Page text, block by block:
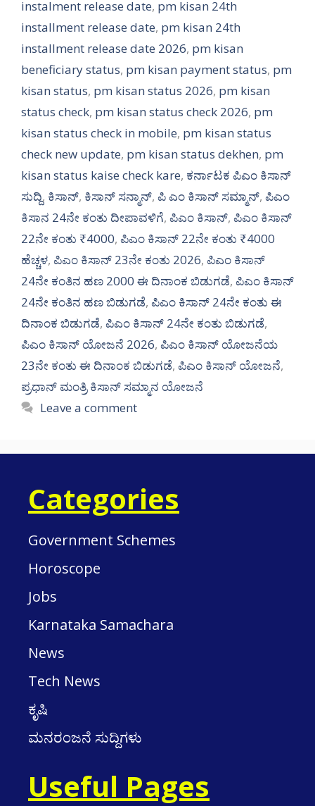
instalment release date, pm kisan 24th
installment release date, pm kisan 24th
installment release date 2026, pm kisan
beneficiary status, pm kisan payment status, pm
kisan status, pm kisan status 2026, pm kisan
status check, pm kisan status check 2026, pm
kisan status check in mobile, pm kisan status
check new update, pm kisan status dekhen, pm
kisan status kaise check kare, ಕರ್ನಾಟಕ ಪಿಎಂ ಕಿಸಾನ್
ಸುದ್ದಿ, ಕಿಸಾನ್, ಕಿಸಾನ್ ಸನ್ಮಾನ್, ಪಿ ಎಂ ಕಿಸಾನ್ ಸಮ್ಮಾನ್, ಪಿಎಂ
ಕಿಸಾನ 24ನೇ ಕಂತು ದೀಪಾವಳಿಗೆ, ಪಿಎಂ ಕಿಸಾನ್, ಪಿಎಂ ಕಿಸಾನ್
22ನೇ ಕಂತು ₹4000, ಪಿಎಂ ಕಿಸಾನ್ 22ನೇ ಕಂತು ₹4000
ಹೆಚ್ಚಳ, ಪಿಎಂ ಕಿಸಾನ್ 23ನೇ ಕಂತು 2026, ಪಿಎಂ ಕಿಸಾನ್
24ನೇ ಕಂತಿನ ಹಣ 2000 ಈ ದಿನಾಂಕ ಬಿಡುಗಡೆ, ಪಿಎಂ ಕಿಸಾನ್
24ನೇ ಕಂತಿನ ಹಣ ಬಿಡುಗಡೆ, ಪಿಎಂ ಕಿಸಾನ್ 24ನೇ ಕಂತು ಈ
ದಿನಾಂಕ ಬಿಡುಗಡೆ, ಪಿಎಂ ಕಿಸಾನ್ 24ನೇ ಕಂತು ಬಿಡುಗಡೆ,
ಪಿಎಂ ಕಿಸಾನ್ ಯೋಜನೆ 2026, ಪಿಎಂ ಕಿಸಾನ್ ಯೋಜನೆಯ
23ನೇ ಕಂತು ಈ ದಿನಾಂಕ ಬಿಡುಗಡೆ, ಪಿಎಂ ಕಿಸಾನ್ ಯೋಜನೆ,
ಪ್ರಧಾನ್ ಮಂತ್ರಿ ಕಿಸಾನ್ ಸಮ್ಮಾನ ಯೋಜನೆ
Leave a comment
Categories
Government Schemes
Horoscope
Jobs
Karnataka Samachara
News
Tech News
ಕೃಷಿ
ಮನರಂಜನೆ ಸುದ್ದಿಗಳು
Useful Pages